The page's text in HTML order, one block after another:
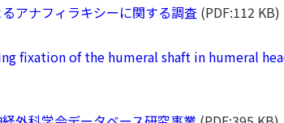
アナフィラキシーに関する調査 (PDF:112 KB)
fixation of the humeral shaft in humeral